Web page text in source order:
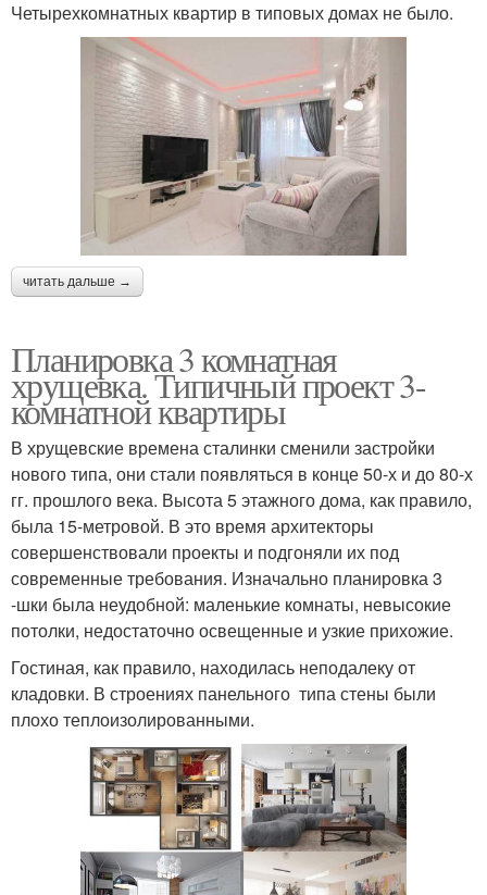
Четырехкомнатных квартир в типовых домах не было.
читать дальше →
Планировка 3 комнатная
хрущевка. Типичный проект 3-
комнатной квартиры
В хрущевские времена сталинки сменили застройки
нового типа, они стали появляться в конце 50-х и до 80-х
гг. прошлого века. Высота 5 этажного дома, как правило,
была 15-метровой. В это время архитекторы
совершенствовали проекты и подгоняли их под
современные требования. Изначально планировка 3
-шки была неудобной: маленькие комнаты, невысокие
потолки, недостаточно освещенные и узкие прихожие.
Гостиная, как правило, находилась неподалеку от
кладовки. В строениях панельного типа стены были
плохо теплоизолированными.